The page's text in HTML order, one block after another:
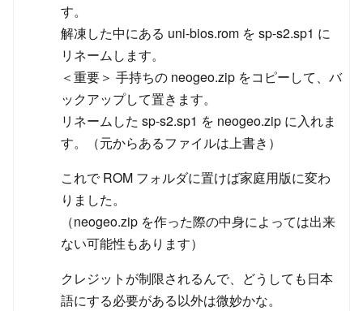
す。
解凍した中にある uni-bios.rom を sp-s2.sp1 に
リネームします。
＜重要＞ 手持ちの neogeo.zip をコピーして、バ
ックアップして置きます。
リネームした sp-s2.sp1 を neogeo.zip に入れま
す。（元からあるファイルは上書き）
これで ROM フォルダに置けば家庭用版に変わ
りました。
（neogeo.zip を作った際の中身によっては出来
ない可能性もあります）
クレジットが制限されるんで、どうしても日本
語にする必要がある以外は微妙かな。